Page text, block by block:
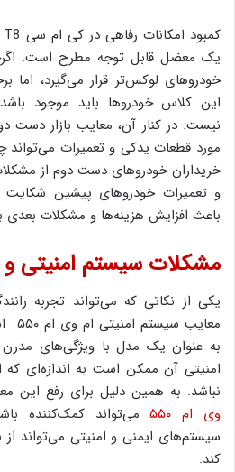
خودروهای لوکس‌تر قرار می‌گیرد، اما
این کلاس خودروها باید موجود
مورد قطعات یدکی و تعمیرات می‌تواند
خریداران خودروهای دست دوم از
و تعمیرات خودروهای پیشین شکایت
باعث افزایش هزینه‌ها و مشکلات بعدی
مشکلات سیستم امنیتی و
یکی از نکاتی که می‌تواند تجربه
به عنوان یک مدل با ویژگی‌های
امنیتی آن ممکن است به اندازه‌ای که
نباشد. به همین دلیل برای رفع این
وی ام ۵۵۰
می‌تواند کمک‌کننده
سیستم‌های ایمنی و امنیتی می‌تواند
کند.